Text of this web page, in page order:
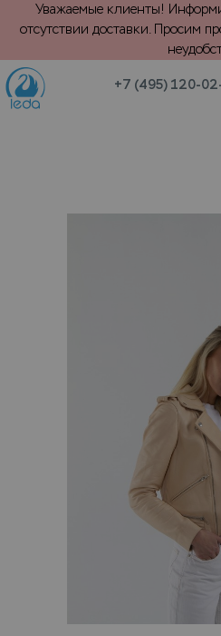
Уважаемые клиенты!
отсутствии доставки. Просим
+7 (495) 120-
/